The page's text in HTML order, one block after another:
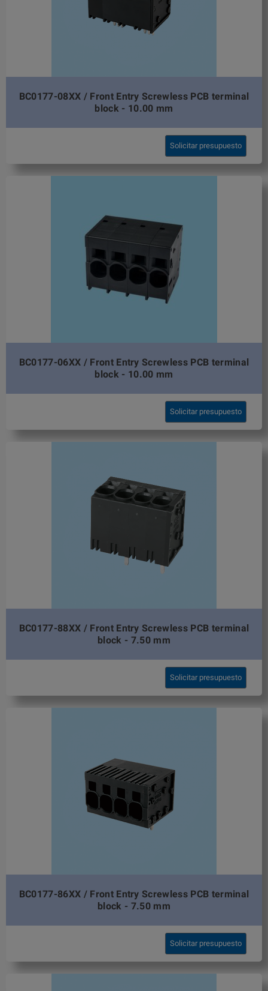
BC0177-08XX / Front Entry Screwless PCB terminal
block - 10.00 mm
Solicitar presupuesto
BC0177-06XX / Front Entry Screwless PCB terminal
block - 10.00 mm
Solicitar presupuesto
BC0177-88XX / Front Entry Screwless PCB terminal
block - 7.50 mm
Solicitar presupuesto
BC0177-86XX / Front Entry Screwless PCB terminal
block - 7.50 mm
Solicitar presupuesto